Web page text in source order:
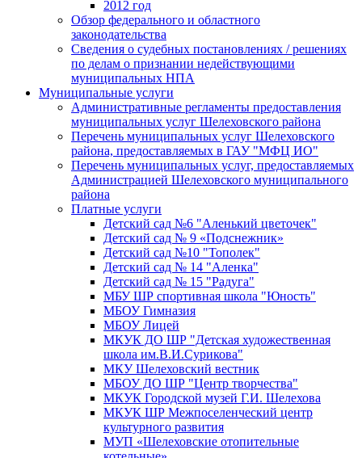
2012 год
Обзор федерального и областного
законодательства
Сведения о судебных постановлениях / решениях
по делам о признании недействующими
муниципальных НПА
Муниципальные услуги
Административные регламенты предоставления
муниципальных услуг Шелеховского района
Перечень муниципальных услуг Шелеховского
района, предоставляемых в ГАУ "МФЦ ИО"
Перечень муниципальных услуг, предоставляемых
Администрацией Шелеховского муниципального
района
Платные услуги
Детский сад №6 "Аленький цветочек"
Детский сад № 9 «Подснежник»
Детский сад №10 "Тополек"
Детский сад № 14 "Аленка"
Детский сад № 15 "Радуга"
МБУ ШР спортивная школа "Юность"
МБОУ Гимназия
МБОУ Лицей
МКУК ДО ШР "Детская художественная
школа им.В.И.Сурикова"
МКУ Шелеховский вестник
МБОУ ДО ШР "Центр творчества"
МКУК Городской музей Г.И. Шелехова
МКУК ШР Межпоселенческий центр
культурного развития
МУП «Шелеховские отопительные